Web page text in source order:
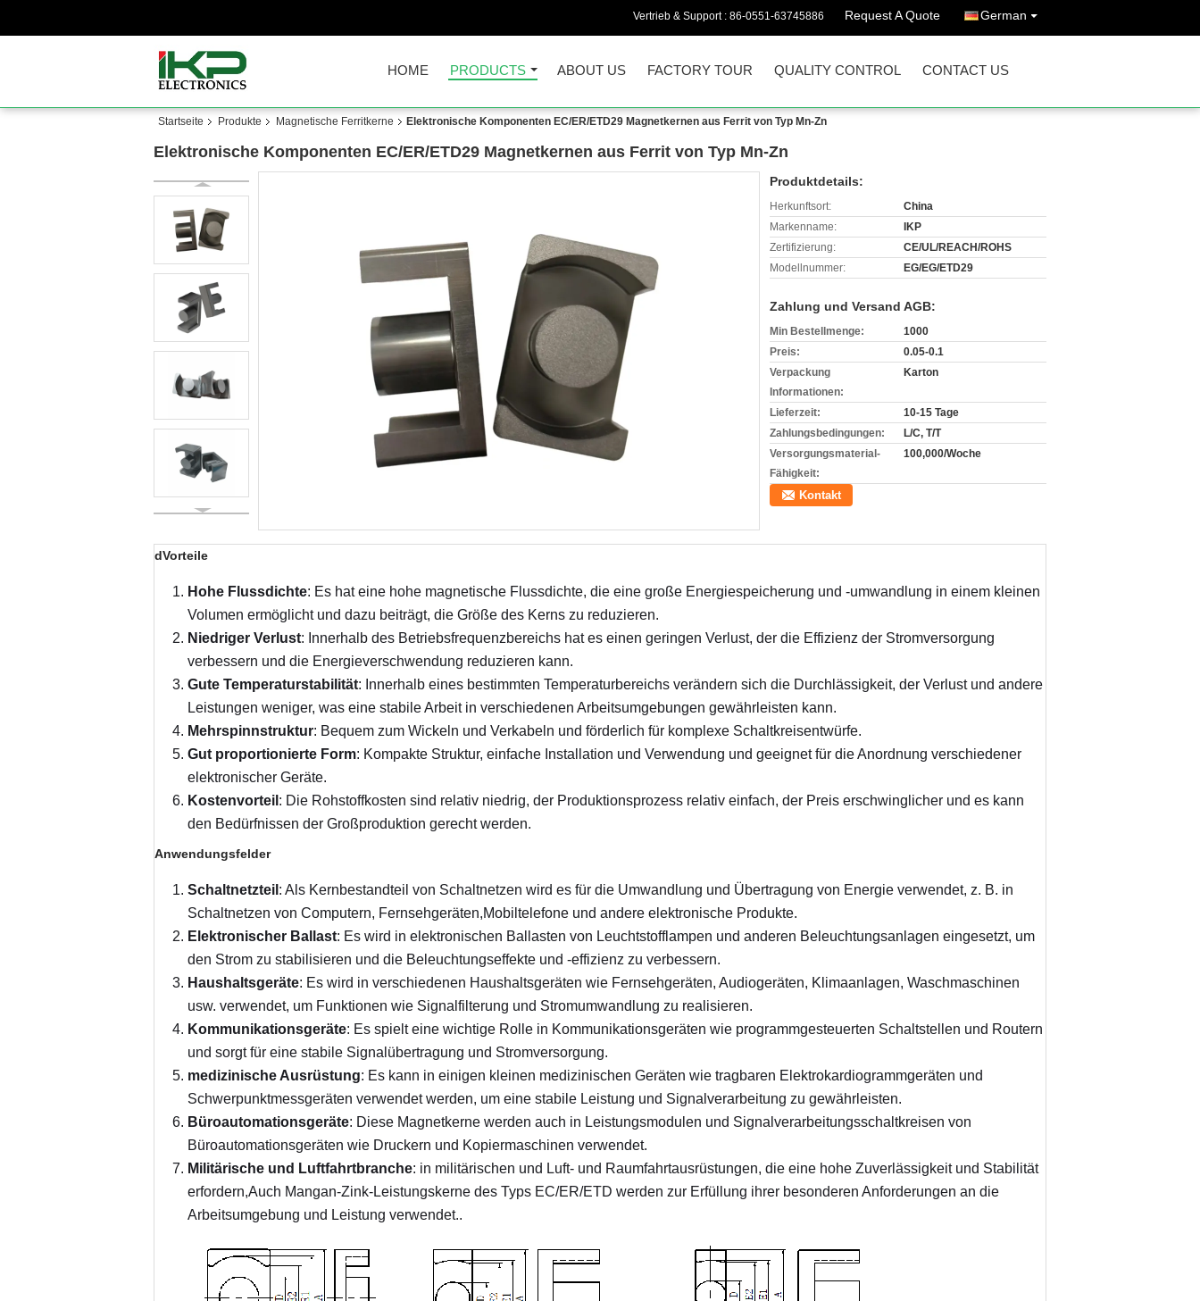
Vertrieb & Support : 86-0551-63745886 Request A Quote German
HOME PRODUCTS ABOUT US FACTORY TOUR QUALITY CONTROL CONTACT US
Startseite Produkte Magnetische Ferritkerne Elektronische Komponenten EC/ER/ETD29 Magnetkernen aus Ferrit von Typ Mn-Zn
Elektronische Komponenten EC/ER/ETD29 Magnetkernen aus Ferrit von Typ Mn-Zn
Produktdetails:
Herkunftsort:
China
Markenname:
IKP
Zertifizierung:
CE/UL/REACH/ROHS
Modellnummer:
EG/EG/ETD29
Zahlung und Versand AGB:
Min Bestellmenge:
1000
Preis:
0.05-0.1
Verpackung
Informationen:
Karton
Lieferzeit:
10-15 Tage
Zahlungsbedingungen:
L/C, T/T
Versorgungsmaterial-
Fähigkeit:
100,000/Woche
Kontakt
dVorteile
Hohe Flussdichte: Es hat eine hohe magnetische Flussdichte, die eine große Energiespeicherung und -umwandlung in einem kleinen
Volumen ermöglicht und dazu beiträgt, die Größe des Kerns zu reduzieren.
Niedriger Verlust: Innerhalb des Betriebsfrequenzbereichs hat es einen geringen Verlust, der die Effizienz der Stromversorgung
verbessern und die Energieverschwendung reduzieren kann.
Gute Temperaturstabilität: Innerhalb eines bestimmten Temperaturbereichs verändern sich die Durchlässigkeit, der Verlust und andere
Leistungen weniger, was eine stabile Arbeit in verschiedenen Arbeitsumgebungen gewährleisten kann.
Mehrspinnstruktur: Bequem zum Wickeln und Verkabeln und förderlich für komplexe Schaltkreisentwürfe.
Gut proportionierte Form: Kompakte Struktur, einfache Installation und Verwendung und geeignet für die Anordnung verschiedener
elektronischer Geräte.
Kostenvorteil : Die Rohstoffkosten sind relativ niedrig, der Produktionsprozess relativ einfach, der Preis erschwinglicher und es kann
den Bedürfnissen der Großproduktion gerecht werden.
Anwendungsfelder
Schaltnetzteil : Als Kernbestandteil von Schaltnetzen wird es für die Umwandlung und Übertragung von Energie verwendet, z. B. in
Schaltnetzen von Computern, Fernsehgeräten,Mobiltelefone und andere elektronische Produkte.
Elektronischer Ballast: Es wird in elektronischen Ballasten von Leuchtstofflampen und anderen Beleuchtungsanlagen eingesetzt, um
den Strom zu stabilisieren und die Beleuchtungseffekte und -effizienz zu verbessern.
Haushaltsgeräte: Es wird in verschiedenen Haushaltsgeräten wie Fernsehgeräten, Audiogeräten, Klimaanlagen, Waschmaschinen
usw. verwendet, um Funktionen wie Signalfilterung und Stromumwandlung zu realisieren.
Kommunikationsgeräte: Es spielt eine wichtige Rolle in Kommunikationsgeräten wie programmgesteuerten Schaltstellen und Routern
und sorgt für eine stabile Signalübertragung und Stromversorgung.
medizinische Ausrüstung: Es kann in einigen kleinen medizinischen Geräten wie tragbaren Elektrokardiogrammgeräten und
Schwerpunktmessgeräten verwendet werden, um eine stabile Leistung und Signalverarbeitung zu gewährleisten.
Büroautomationsgeräte: Diese Magnetkerne werden auch in Leistungsmodulen und Signalverarbeitungsschaltkreisen von
Büroautomationsgeräten wie Druckern und Kopiermaschinen verwendet.
Militärische und Luftfahrtbranche: in militärischen und Luft- und Raumfahrtausrüstungen, die eine hohe Zuverlässigkeit und Stabilität
erfordern,Auch Mangan-Zink-Leistungskerne des Typs EC/ER/ETD werden zur Erfüllung ihrer besonderen Anforderungen an die
Arbeitsumgebung und Leistung verwendet..